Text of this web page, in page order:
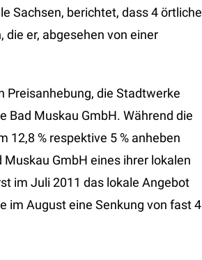
Sachsen, berichtet, dass 4 örtliche
er, abgesehen von einer
Preisanhebung, die Stadtwerke
Bad Muskau GmbH. Während die
12,8 % respektive 5 % anheben
GmbH eines ihrer lokalen
im Juli 2011 das lokale Angebot
im August eine Senkung von fast 4